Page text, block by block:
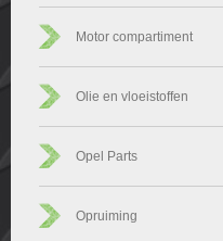
Motor compartiment
Olie en vloeistoffen
Opel Parts
Opruiming